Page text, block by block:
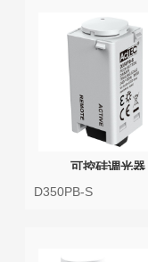
可控硅调光器
D350PB-S